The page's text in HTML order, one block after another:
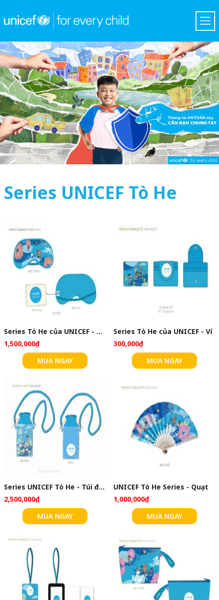
Series UNICEF Tò He
Series Tò He của UNICEF - Bịt mắt
1,500,000₫
MUA NGAY
Series Tò He của UNICEF - Ví
300,000₫
MUA NGAY
Series UNICEF Tò He - Túi đựng điện thoại
2,500,000₫
MUA NGAY
UNICEF Tò He Series - Quạt
1,000,000₫
MUA NGAY